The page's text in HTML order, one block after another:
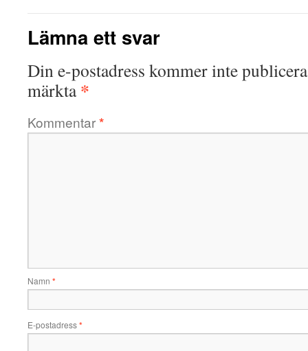
Lämna ett svar
Din e-postadress kommer inte
märkta*
Kommentar*
Namn *
E-postadress*